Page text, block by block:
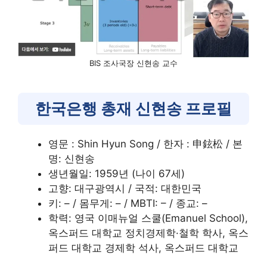
BIS 조사국장 신현송 교수
한국은행 총재 신현송 프로필
영문 : Shin Hyun Song / 한자 : 申鉉松 / 본
명: 신현송
생년월일: 1959년 (나이 67세)
고향: 대구광역시 / 국적: 대한민국
키: – / 몸무게: – / MBTI: – / 종교: –
학력: 영국 이매뉴얼 스쿨(Emanuel School),
옥스퍼드 대학교 정치경제학·철학 학사, 옥스
퍼드 대학교 경제학 석사, 옥스퍼드 대학교